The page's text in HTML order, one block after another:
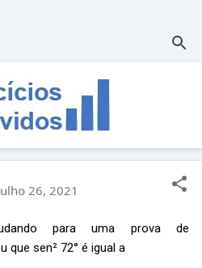
26, 2021
para uma prova de
que sen² 72° é igual a